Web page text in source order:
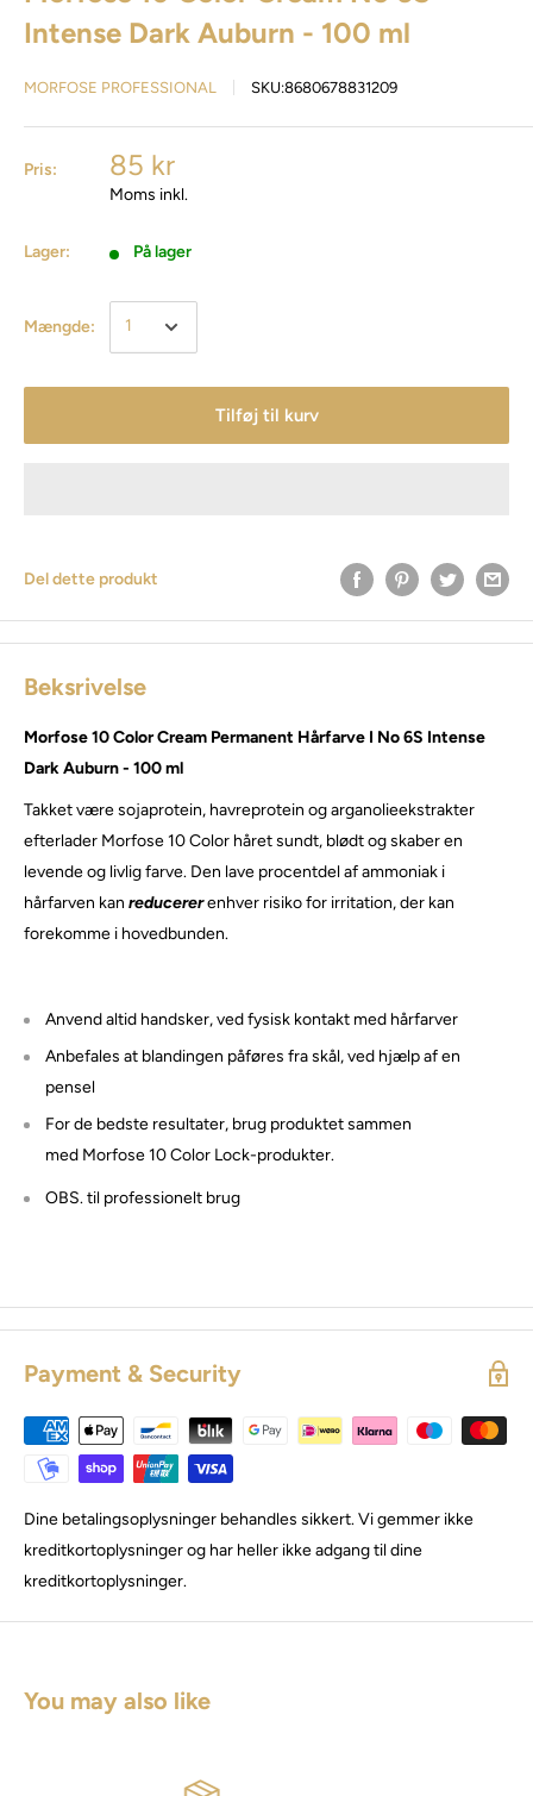
Intense Dark Auburn - 100 ml
MORFOSE PROFESSIONAL SKU:8680678831209
Pris: 85 kr
Moms inkl.
Lager: På lager
Mængde:
Tilføj til kurv
Del dette produkt
Beksrivelse
Morfose 10 Color Cream Permanent Hårfarve I No 6S Intense
Dark Auburn - 100 ml
Takket være sojaprotein, havreprotein og arganolieekstrakter
efterlader Morfose 10 Color håret sundt, blødt og skaber en
levende og livlig farve. Den lave procentdel af ammoniak i
hårfarven kan reducererenhver risiko for irritation, der kan
forekomme i hovedbunden.
Anvend altid handsker, ved fysisk kontakt med hårfarver
Anbefales at blandingen påføres fra skål, ved hjælp af en
pensel
For de bedste resultater, brug produktet sammen
med Morfose 10 Color Lock-produkter.
OBS. til professionelt brug
Payment & Security
Dine betalingsoplysninger behandles sikkert. Vi gemmer ikke
kreditkortoplysninger og har heller ikke adgang til dine
kreditkortoplysninger.
You may also like